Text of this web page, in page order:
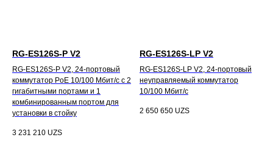
RG-ES126S-P V2
RG-ES126S-P V2, 24-портовый
коммутатор PoE 10/100 Мбит/с с 2
гигабитными портами и 1
комбинированным портом для
установки в стойку
3 231 210 UZS
RG-ES126S-LP V2
RG-ES126S-LP V2, 24-портовый
неуправляемый коммутатор
10/100 Мбит/с
2 650 650 UZS